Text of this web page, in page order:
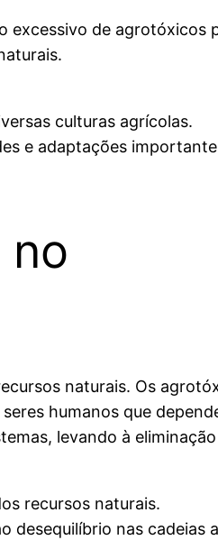
excessivo de agrotóxicos
culturas agrícolas.
e adaptações
no
naturais. Os
humanos que
levando à
recursos naturais.
desequilíbrio nas cadeias